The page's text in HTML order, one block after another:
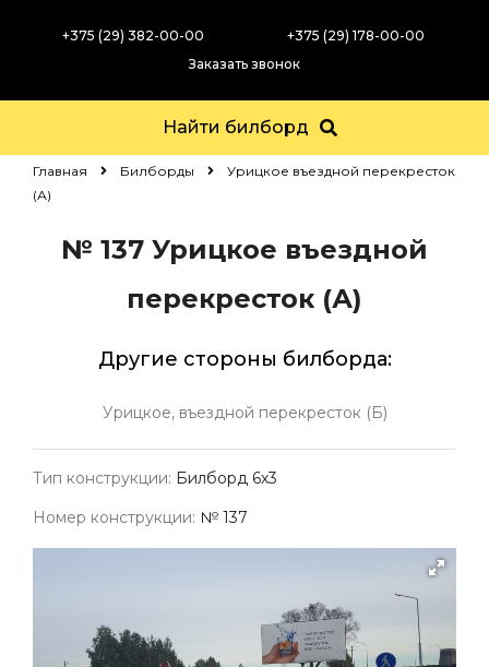
+375 (29) 382-00-00
+375 (29) 178-00-00
Заказать звонок
Найти билборд
Главная Билборды
Урицкое въездной перекресток
(А)
№ 137 Урицкое въездной
перекресток (А)
Другие стороны билборда:
Урицкое, въездной перекресток (Б)
Тип конструкции: Билборд 6х3
Номер конструкции: № 137